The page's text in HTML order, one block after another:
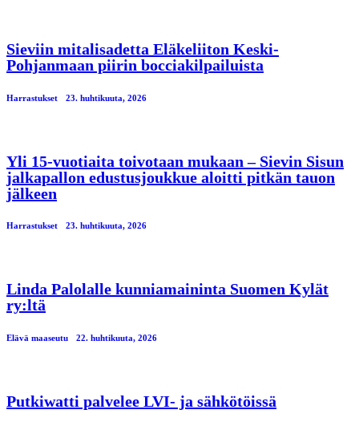
Sieviin mitalisadetta Eläkeliiton Keski-
Pohjanmaan piirin bocciakilpailuista
Harrastukset 23. huhtikuuta, 2026
Yli 15-vuotiaita toivotaan mukaan – Sievin Sisun
jalkapallon edustusjoukkue aloitti pitkän tauon
jälkeen
Harrastukset 23. huhtikuuta, 2026
Linda Palolalle kunniamaininta Suomen Kylät
ry:ltä
Elävä maaseutu 22. huhtikuuta, 2026
Putkiwatti palvelee LVI- ja sähkötöissä